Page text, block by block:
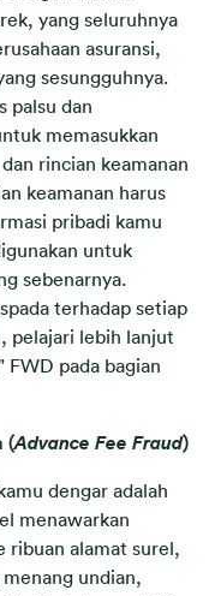
yang seluruhnya
asuransi,
sesungguhnya.
palsu dan
memasukkan
rincian keamanan
keamanan harus
pribadi kamu
untuk
sebenarnya.
terhadap setiap
pelajari lebih lanjut
FWD pada bagian
(Advance Fee Fraud)
dengar adalah
menawarkan
ribuan alamat surel,
undian,